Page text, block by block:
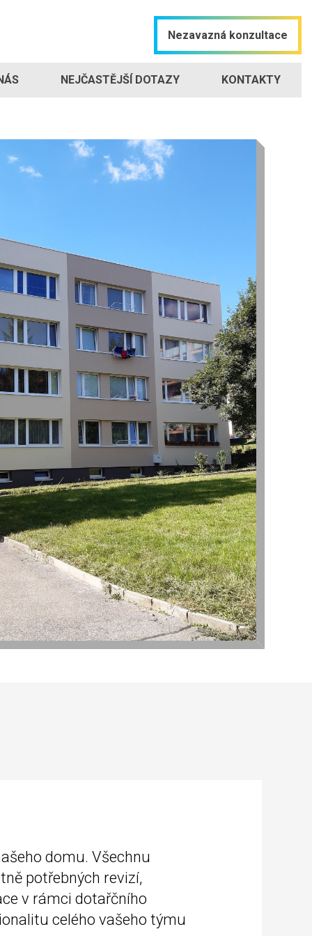
Nezavazná konzultace
NEJČASTĚJŠÍ DOTAZY KONTAKTY
domu. Všechnu
potřebných revizí,
v rámci dotařčního
celého vašeho týmu